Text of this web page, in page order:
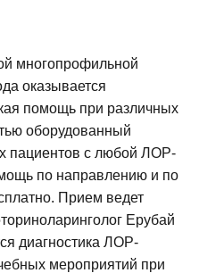
многопрофильной
оказывается
помощь при различных
оборудованный
пациентов с любой ЛОР-
по направлению и по
Прием ведет
Ерубай
диагностика ЛОР-
мероприятий при